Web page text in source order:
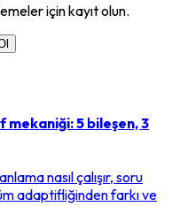
için kayıt olun.
5 bileşen, 3
nasıl çalışır, soru
adaptifliğinden farkı ve